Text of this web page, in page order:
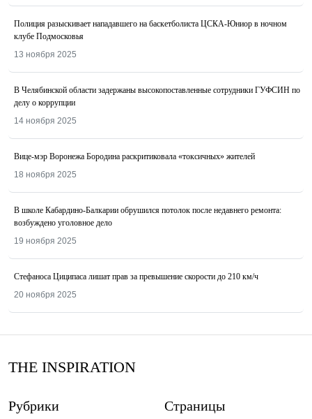
Полиция разыскивает нападавшего на баскетболиста ЦСКА-Юниор в ночном
клубе Подмосковья
13 ноября 2025
В Челябинской области задержаны высокопоставленные сотрудники ГУФСИН по
делу о коррупции
14 ноября 2025
Вице-мэр Воронежа Бородина раскритиковала «токсичных» жителей
18 ноября 2025
В школе Кабардино-Балкарии обрушился потолок после недавнего ремонта:
возбуждено уголовное дело
19 ноября 2025
Стефаноса Циципаса лишат прав за превышение скорости до 210 км/ч
20 ноября 2025
THE INSPIRATION
Рубрики Страницы